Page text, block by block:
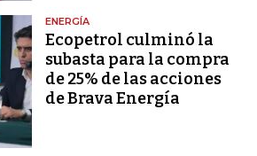
ENERGÍA
Ecopetrol culminó la
subasta para la compra
de 25% de las acciones
de Brava Energía